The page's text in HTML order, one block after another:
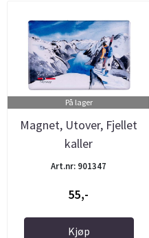
På lager
Magnet, Utover, Fjellet
kaller
Art.nr: 901347
55,-
Kjøp